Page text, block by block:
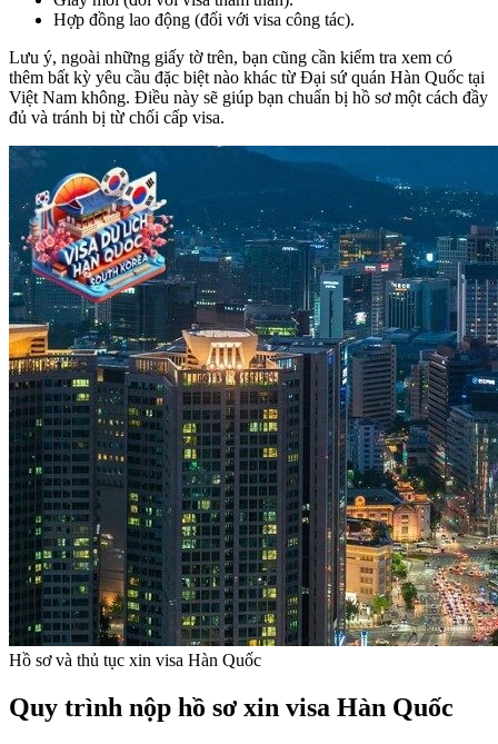
Hợp đồng lao động (đối với visa công tác).
Lưu ý, ngoài những giấy tờ trên, bạn cũng cần kiểm tra xem có
thêm bất kỳ yêu cầu đặc biệt nào khác từ Đại sứ quán Hàn Quốc tại
Việt Nam không. Điều này sẽ giúp bạn chuẩn bị hồ sơ một cách đầy
đủ và tránh bị từ chối cấp visa.
Hồ sơ và thủ tục xin visa Hàn Quốc
Quy trình nộp hồ sơ xin visa Hàn Quốc